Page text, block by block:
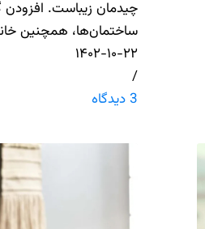
چیدمان زیباست. افزودن
ساختمان‌ها، همچنین
۱۴۰۲-۱۰-۲۲
/
3 دیدگاه